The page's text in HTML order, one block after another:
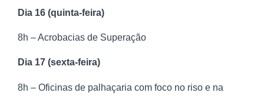
Dia 16 (quinta-feira)
8h – Acrobacias de Superação
Dia 17 (sexta-feira)
8h – Oficinas de palhaçaria com foco no riso e na